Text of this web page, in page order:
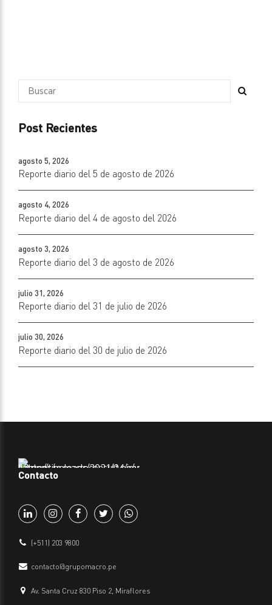
Post Recientes
agosto 5, 2026
Reporte diario del 5 de agosto de 2026
agosto 4, 2026
Reporte diario del 4 de agosto del 2026
agosto 3, 2026
Reporte diario del 3 de agosto de 2026
julio 31, 2026
Reporte diario del 31 de julio de 2026
julio 30, 2026
Reporte diario del 30 de julio de 2026
Contacto
(+511) 203 9800
contacto@grupomacro.pe
Av. Santa Cruz 830 Piso 2, Miraflores